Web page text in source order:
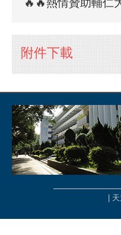
🔥🔥熱情贊助輔仁
附件下載
|